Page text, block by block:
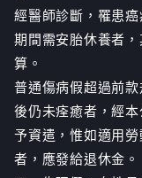
經醫師診斷，罹患
期間需安胎休養者
算。
普通傷病假超過前
後仍未痊癒者，經
予資遣，惟如適用
者，應發給退休金。